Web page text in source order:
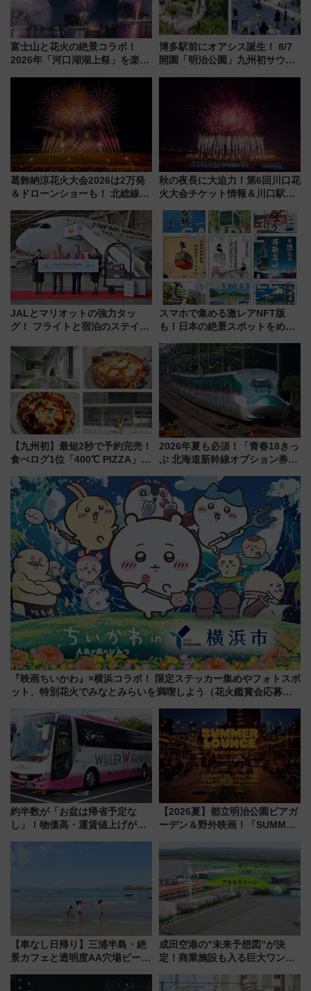
富士山と花火の絶景コラボ！
2026年「河口湖湖上祭」を楽し
博多駅前にオアシス誕生！ 8/7
開園「明治公園」九州初サウナ
品グルメ登場で駅前の過ごし方
はどう変わる？
葛飾納涼花火大会2026は2万発
＆ドローンショーも！ 北総線を
車、観覧スポット情報と周辺観
光まとめ（7/28開催）
秋の夜長に大迫力！第6回川口花
火大会チケット情報＆川口駅か
JALとマリオットの強力タッ
グ！ フライトと宿泊のステイタ
上級会員資格を効率よく獲得す
る方法を解説
スマホで集める激レアNFT版
も！日本の絶景スポットをめぐ
ん)」企画がスタート
【九州初】最短2秒で予約完売！
食べログ1位「400℃ PIZZA」が
プン。もつ鍋風など限定メニュ
ーも
2026年夏も必須！「青春18きっ
ぷ 北海道新幹線オプション券」
の罠
『映画ちいかわ』×横浜コラボ！ 限定ステッカー集めやフォトスポ
ット、特別花火でみなとみらいを満喫しよう（花火鑑賞会応募は
約半数が「お盆は帰省予定な
し」！物価高・運賃値上げが財
りたいけど……【WILLER お盆
【2026夏】都立明治公園ビアガ
ーデン＆野外映画！「SUMMER
ケジュール 夜風とビール、映画
を満喫！
【車なし日帰り】三浦半島・絶
景カフェと透明度AA穴場ビーチ
用してストレスフリー旅へ行こ
成田空港の”未来予想図”が決
定！商業施設も入る巨大ワンタ
で新型特急が品川･羽田とを結